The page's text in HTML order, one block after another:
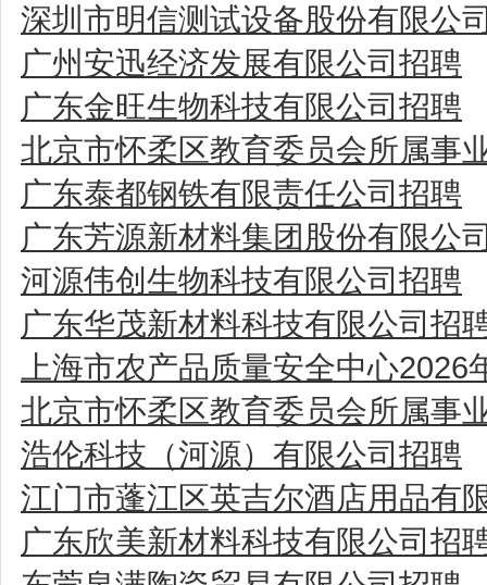
深圳市明信测试设备股份有限公
广州安迅经济发展有限公司招聘
广东金旺生物科技有限公司招聘
北京市怀柔区教育委员会所属事
广东泰都钢铁有限责任公司招聘
广东芳源新材料集团股份有限公
河源伟创生物科技有限公司招聘
广东华茂新材料科技有限公司招
上海市农产品质量安全中心
北京市怀柔区教育委员会所属事
浩伦科技（河源）有限公司招聘
江门市蓬江区英吉尔酒店用品有
广东欣美新材料科技有限公司招